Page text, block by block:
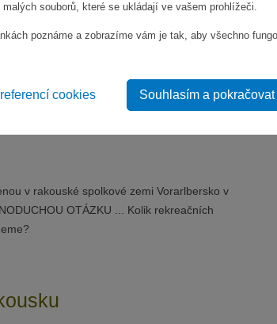
v rakouské spolkové zemi Vorarlbersko v
OTÁZKU ... Kolik rekreačních
souborů, které se ukládají ve vašem prohlížeči.
poznáme a zobrazíme vám je tak, aby všechno
cookies Souhlasím a pokračovat